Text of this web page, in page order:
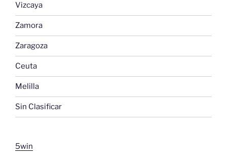
Vizcaya
Zamora
Zaragoza
Ceuta
Melilla
Sin Clasificar
5win